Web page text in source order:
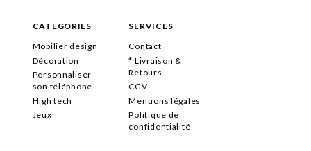
CATEGORIES
Mobilier design
Décoration
Personnaliser
son téléphone
High tech
Jeux
SERVICES
Contact
* Livraison &
Retours
CGV
Mentions légales
Politique de
confidentialité